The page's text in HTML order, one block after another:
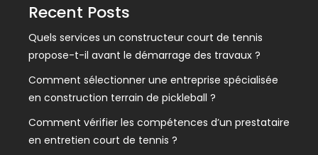
Recent Posts
Quels services un constructeur court de tennis
propose-t-il avant le démarrage des travaux ?
Comment sélectionner une entreprise spécialisée
en construction terrain de pickleball ?
Comment vérifier les compétences d’un prestataire
en entretien court de tennis ?